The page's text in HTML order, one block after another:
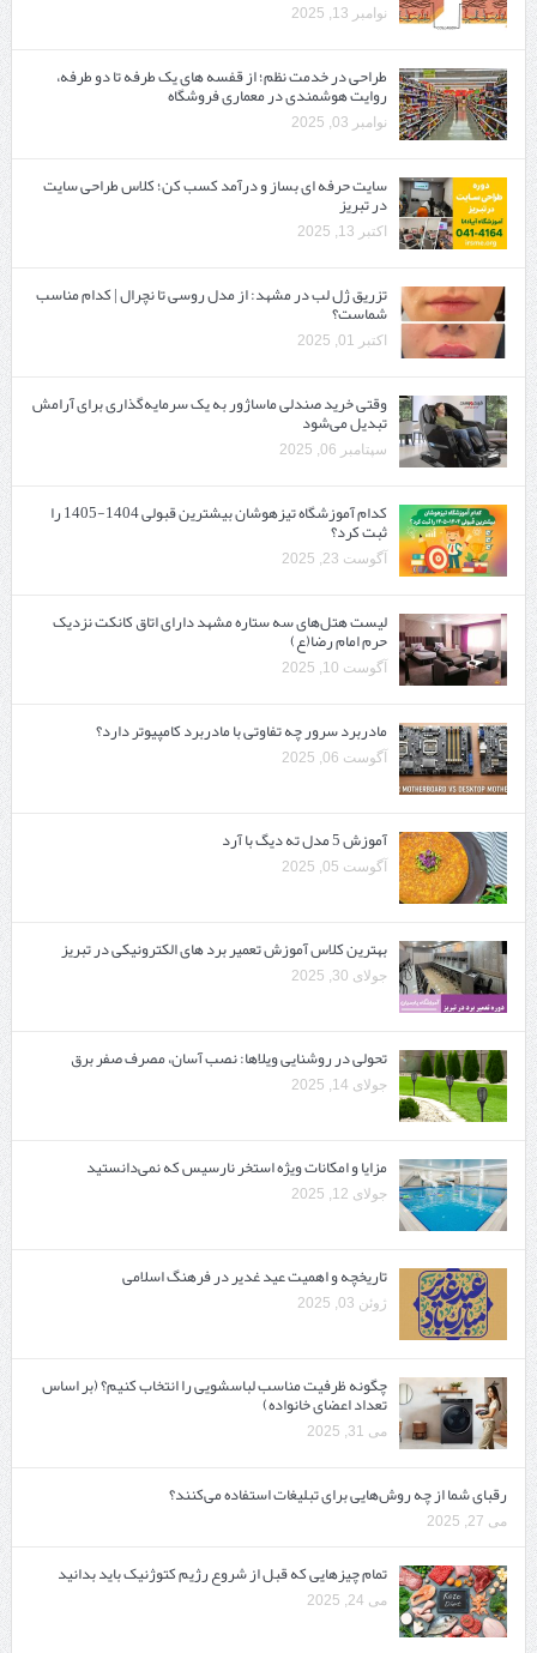
نوامبر 13, 2025
طراحی در خدمت نظم؛ از قفسه ‌های یک‌ طرفه تا دو طرفه،
روایت هوشمندی در معماری فروشگاه
نوامبر 03, 2025
سایت حرفه ‌ای بساز و درآمد کسب کن؛ کلاس طراحی سایت
در تبریز
اکتبر 13, 2025
تزریق ژل لب در مشهد: از مدل روسی تا نچرال | کدام مناسب
شماست؟
اکتبر 01, 2025
وقتی خرید صندلی ماساژور به یک سرمایه‌گذاری برای آرامش
تبدیل می‌شود
سپتامبر 06, 2025
کدام آموزشگاه تیزهوشان بیشترین قبولی 1404-1405 را
ثبت کرد؟
آگوست 23, 2025
لیست هتل‌های سه ستاره مشهد دارای اتاق کانکت نزدیک
حرم امام رضا(ع)
آگوست 10, 2025
مادربرد سرور چه تفاوتی با مادربرد کامپیوتر دارد؟
آگوست 06, 2025
آموزش 5 مدل ته دیگ با آرد
آگوست 05, 2025
بهترین کلاس آموزش تعمیر برد های الکترونیکی در تبریز
جولای 30, 2025
تحولی در روشنایی ویلاها: نصب آسان، مصرف صفر برق
جولای 14, 2025
مزایا و امکانات ویژه استخر نارسیس که نمی‌دانستید
جولای 12, 2025
تاریخچه و اهمیت عید غدیر در فرهنگ اسلامی
ژوئن 03, 2025
چگونه ظرفیت مناسب لباسشویی را انتخاب کنیم؟ (بر اساس
تعداد اعضای خانواده)
می 31, 2025
رقبای شما از چه روش‌هایی برای تبلیغات استفاده می‌کنند؟
می 27, 2025
تمام چیزهایی که قبل از شروع رژیم کتوژنیک باید بدانید‎
می 24, 2025